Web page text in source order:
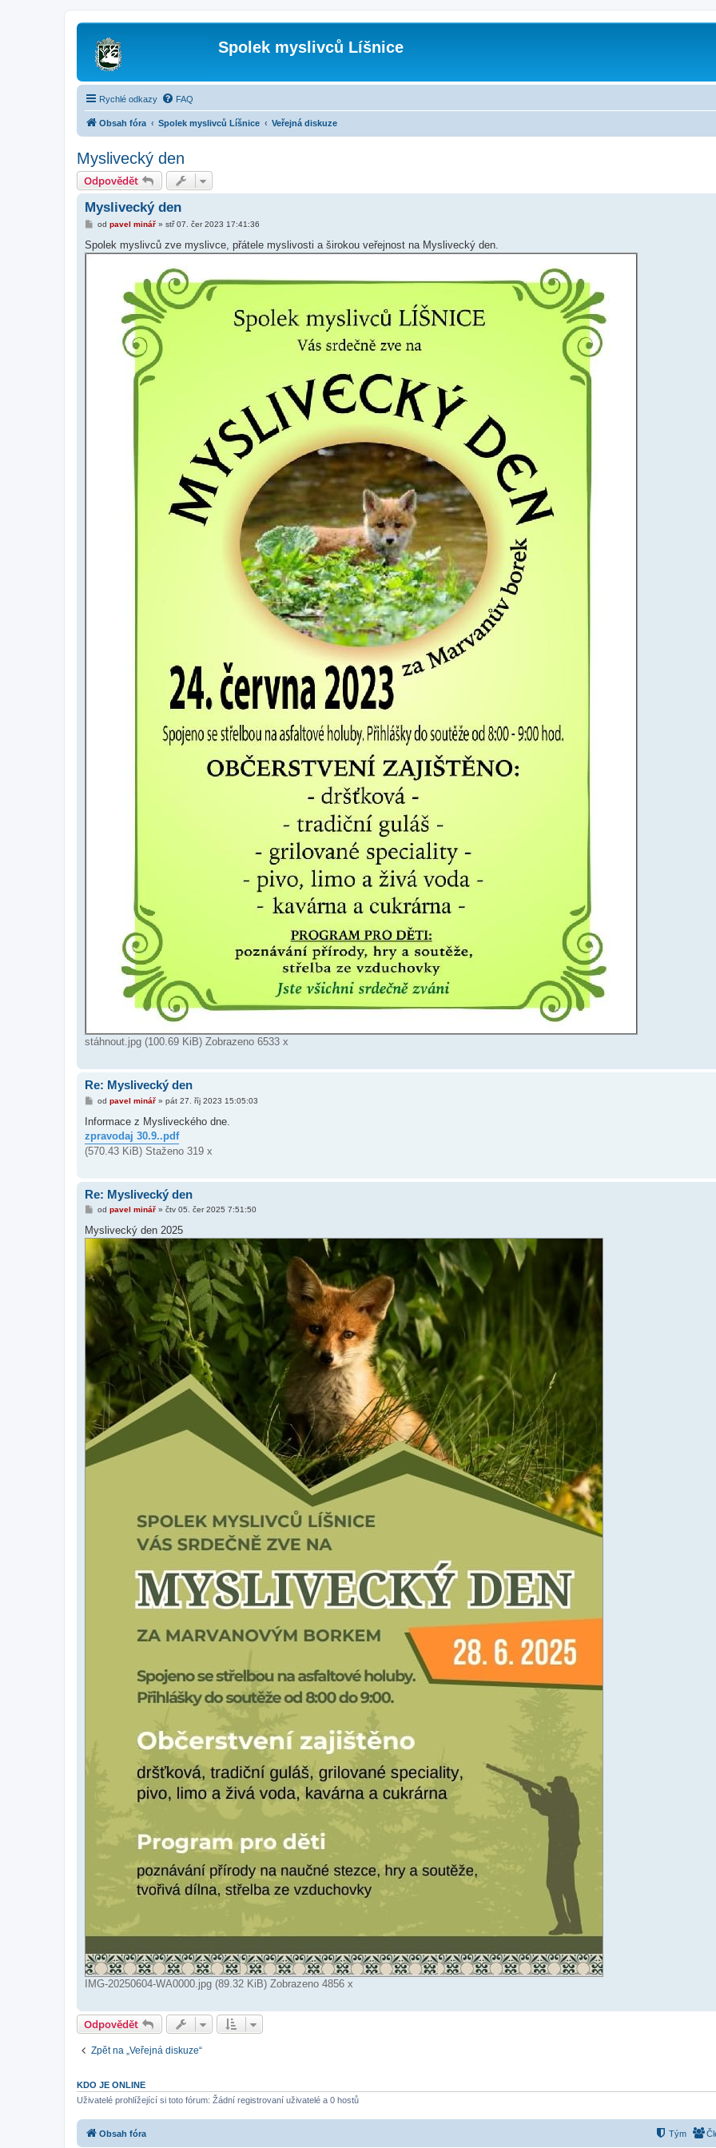
Spolek myslivců Líšnice
Rychlé odkazy FAQ
Obsah fóra Spolek myslivců Líšnice Veřejná diskuze
Myslivecký den
Odpovědět
Myslivecký den
P
í
s
od pavel minář» stř 07. čer 2023 17:41:36
Spolek myslivců zve myslivce, přátele myslivosti a širokou veřejnost na Myslivecký den.
stáhnout.jpg (100.69 KiB) Zobrazeno 6533 x
Re: Myslivecký den
P
í
p
ě
v
od pavel minář» pát 27. říj 2023 15:05:03
Informace z Mysliveckého dne.
zpravodaj 30.9..pdf
(570.43 KiB) Staženo 319 x
Re: Myslivecký den
P
í
s
ě
v
e
od pavel minář» čtv 05. čer 2025 7:51:50
Myslivecký den 2025
IMG-20250604-WA0000.jpg (89.32 KiB) Zobrazeno 4856 x
Odpovědět
Zpět na „Veřejná diskuze“
KDO JE ONLINE
Uživatelé prohlížející si toto fórum: Žádní registrovaní uživatelé a 0 hostů
Obsah fóra Tým